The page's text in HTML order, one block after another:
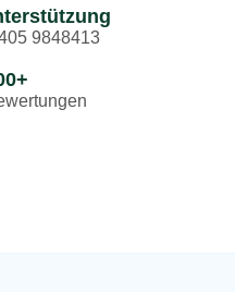
9848413